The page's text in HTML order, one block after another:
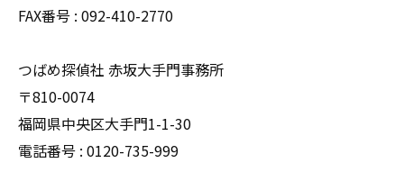
FAX番号 : 092-410-2770
つばめ探偵社 赤坂大手門事務所
〒810-0074
福岡県中央区大手門1-1-30
電話番号 : 0120-735-999